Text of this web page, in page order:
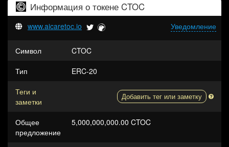
Информация о токене CTOC
Уведомление
www.aicaretoc.io
Символ
CTOC
Тип
ERC-20
Теги и
заметки
Добавить тег или заметку
Общее
предложение
5,000,000,000.00 CTOC